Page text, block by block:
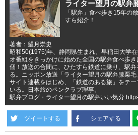
ライター望月の駅弁
「駅弁」食べ歩き15年の
すら紹介！
著者：望月崇史
昭和50(1975)年、静岡県生まれ。早稲田大学
オ番組をきっかけに始めた全国の駅弁食べ歩
個！放送の合間に、ひたすら鉄道に乗り、駅
る。ニッポン放送「ライター望月の駅弁膝栗
サイト連載をはじめ、「鉄道のある旅」をテ
いる。日本旅のペンクラブ理事。
駅弁ブログ・ライター望月の駅弁いい気分
ツイートする シェアする